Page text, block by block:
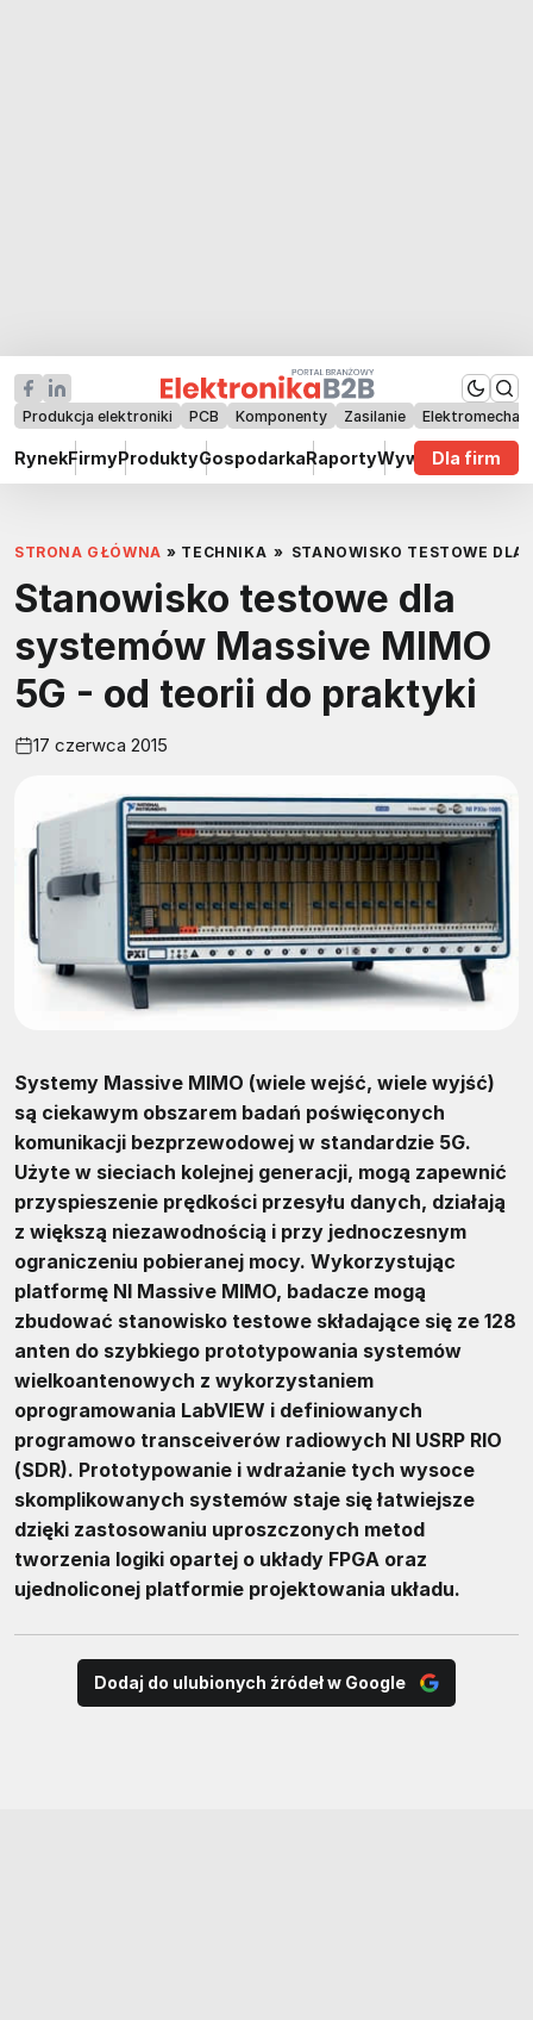
Produkcja elektroniki PCB Komponenty Zasilanie
RynekFirmyProduktyGospodarkaRaportyWywiadyDla firm
STRONA GŁÓWNA » TECHNIKA » STANOWISKO TESTOWE
Stanowisko testowe dla
systemów Massive MIMO
5G - od teorii do praktyki
17 czerwca 2015
Systemy Massive MIMO (wiele wejść, wiele wyjść)
są ciekawym obszarem badań poświęconych
komunikacji bezprzewodowej w standardzie 5G.
Użyte w sieciach kolejnej generacji, mogą zapewnić
przyspieszenie prędkości przesyłu danych, działają
z większą niezawodnością i przy jednoczesnym
ograniczeniu pobieranej mocy. Wykorzystując
platformę NI Massive MIMO, badacze mogą
zbudować stanowisko testowe składające się ze 128
anten do szybkiego prototypowania systemów
wielkoantenowych z wykorzystaniem
oprogramowania LabVIEW i definiowanych
programowo transceiverów radiowych NI USRP RIO
(SDR). Prototypowanie i wdrażanie tych wysoce
skomplikowanych systemów staje się łatwiejsze
dzięki zastosowaniu uproszczonych metod
tworzenia logiki opartej o układy FPGA oraz
ujednoliconej platformie projektowania układu.
Dodaj do ulubionych źródeł w Google